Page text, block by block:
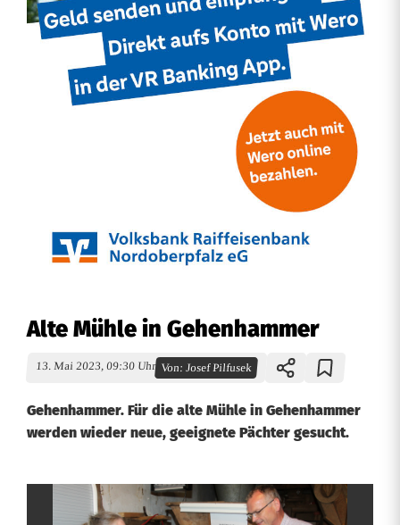
Alte Mühle in Gehenhammer
13. Mai 2023, 09:30 Uhr Von:Josef Pilfusek
Gehenhammer. Für die alte Mühle in Gehenhammer
werden wieder neue, geeignete Pächter gesucht.